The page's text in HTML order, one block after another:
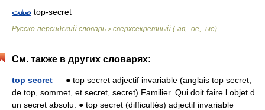
صفت top-secret
Русско-персидский словарь > сверхсекретный (-ая, -ое, -ые)
См. также в других словарях:
top secret — ● top secret adjectif invariable (anglais top secret,
de top, sommet, et secret, secret) Familier. Qui doit faire l objet d
un secret absolu. ● top secret (difficultés) adjectif invariable